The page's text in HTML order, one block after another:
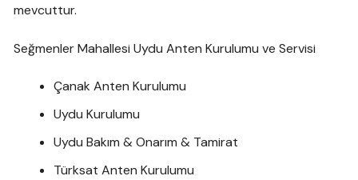
mevcuttur.
Seğmenler Mahallesi Uydu Anten Kurulumu ve Servisi
Çanak Anten Kurulumu
Uydu Kurulumu
Uydu Bakım & Onarım & Tamirat
Türksat Anten Kurulumu